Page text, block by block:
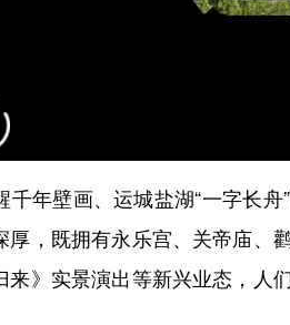
年壁画、运城盐湖“一字长
厚，既拥有永乐宫、关帝庙
》实景演出等新兴业态，